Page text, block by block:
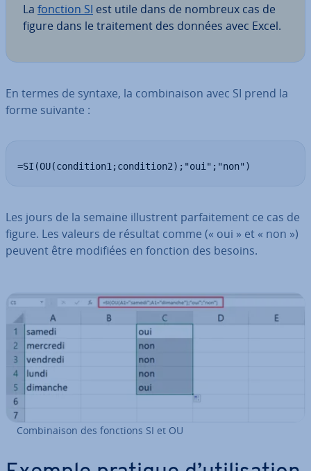
La fonction SI est utile dans de nombreux cas de
figure dans le trai­te­ment des données avec Excel.
En termes de syntaxe, la com­bi­nai­son avec SI prend la
forme suivante :
=SI(OU(condition1;condition2);"oui";"non")
Les jours de la semaine il­lustrent par­fai­te­ment ce cas de
figure. Les valeurs de résultat comme (« oui » et « non »)
peuvent être modifiées en fonction des besoins.
Com­bi­nai­son des fonctions SI et OU